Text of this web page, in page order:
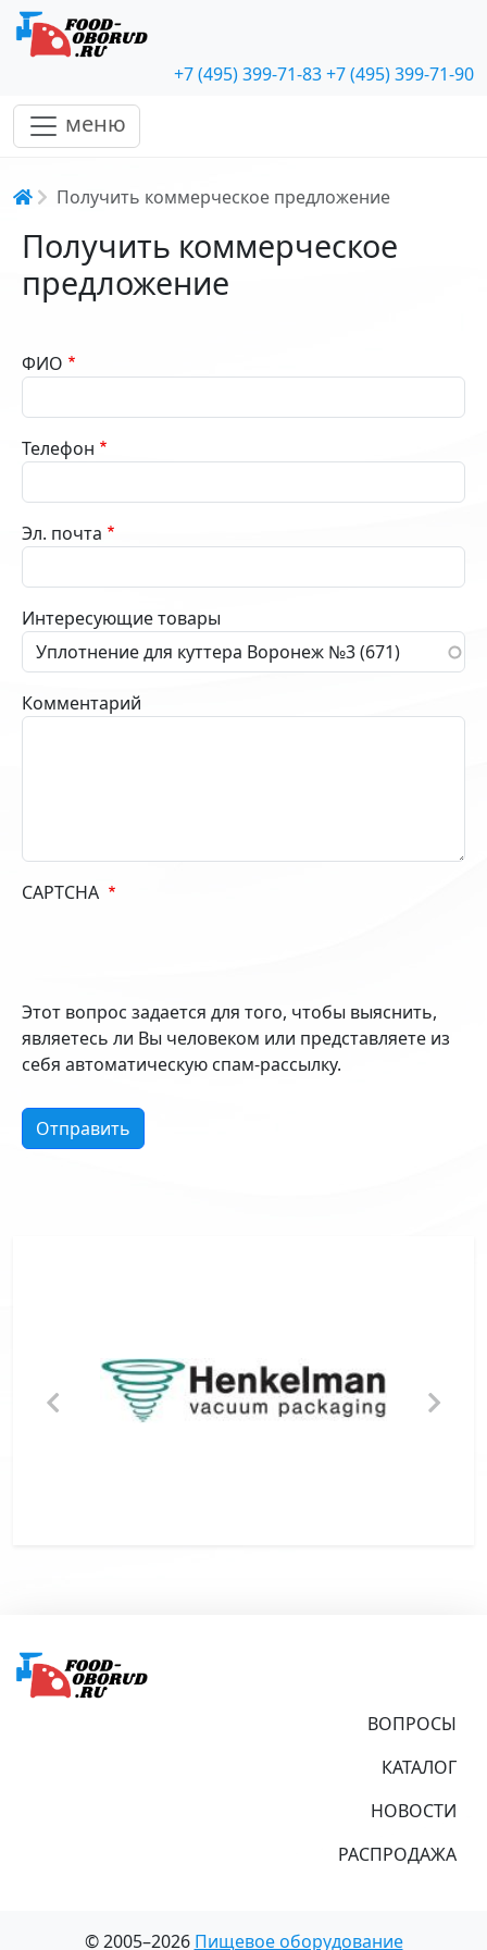
+7 (495) 399-71-83+7 (495) 399-71-90
меню
Строка навигации
Получить коммерческое предложение
Получить коммерческое
предложение
ФИО
Телефон
Эл. почта
Интересующие товары
Комментарий
CAPTCHA
Этот вопрос задается для того, чтобы выяснить,
являетесь ли Вы человеком или представляете из
себя автоматическую спам-рассылку.
ВОПРОСЫ
КАТАЛОГ
НОВОСТИ
РАСПРОДАЖА
© 2005–2026 Пищевое оборудование